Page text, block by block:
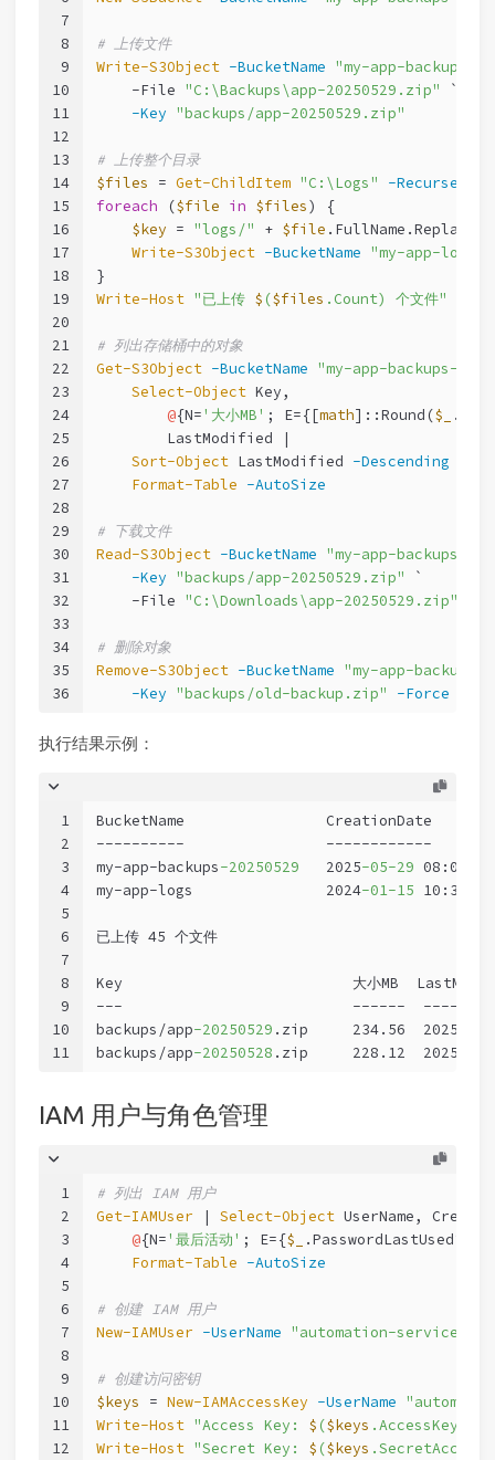
7
8
9
10
11
12
13
14
15
16
17
18
19
20
21
22
23
24
25
26
27
28
29
30
31
32
33
34
35
36
# 上传文件
Write-S3Object -BucketName "my-app-backups-
-File "C:\Backups\app-20250529.zip" `
-Key "backups/app-20250529.zip"
# 上传整个目录
$files = Get-ChildItem "C:\Logs" -Recurse
foreach ($file in $files) {
$key = "logs/" + $file .FullName.Replace(
Write-S3Object -BucketName "my-app-logs"
}
Write-Host "已上传 $ ($files .Count) 个文件"
# 列出存储桶中的对象
Get-S3Object -BucketName "my-app-backups-
Select-Object Key,
@{N='大小MB' ; E={[math]::Round($_
        LastModified |
Sort-Object LastModified -Descending
Format-Table -AutoSize
# 下载文件
Read-S3Object -BucketName "my-app-backups-
-Key "backups/app-20250529.zip" `
-File "C:\Downloads\app-20250529.zip"
# 删除对象
Remove-S3Object -BucketName "my-app-backups-
-Key "backups/old-backup.zip" -Force
执行结果示例：
1
2
3
4
5
6
7
8
9
10
11
BucketName                CreationDate
----------                ------------
my-app-backups-20250529
   2025
-05-29 08:00:00
my-app-logs               2024-01-15 10:30:00
已上传 45 个文件
Key                          大小MB
---                          ------
backups/app-20250529 .zip     234.56  2025
backups/app-20250528 .zip     228.12  2025
IAM 用户与角色管理
1
2
3
4
5
6
7
8
9
10
11
12
# 列出 IAM 用户
Get-IAMUser | Select-Object UserName,
@{N='最后活动' ; E={$_
Format-Table -AutoSize
# 创建 IAM 用户
New-IAMUser -UserName "automation-service"
# 创建访问密钥
$keys = New-IAMAccessKey -UserName
Write-Host "Access Key: $ ($keys .AccessKeyId)"
Write-Host "Secret Key: $ ($keys